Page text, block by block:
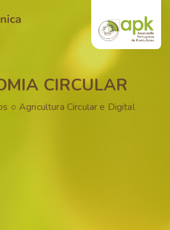
CIRCULAR
○ Agricultura Circular e Digital